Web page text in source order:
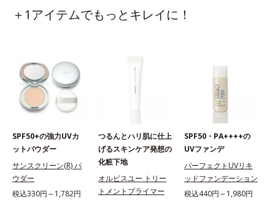
＋1アイテムでもっとキレイに！
SPF50+の強力UVカ
ットパウダー
サンスクリーン(R) パ
ウダー
税込330円～1,782円
つるんとハリ肌に仕上
げるスキンケア発想の
化粧下地
オルビスユー トリー
トメントプライマー
SPF50・PA++++の
UVファンデ
パーフェクトUVリキ
ッドファンデーション
税込440円～1,980円